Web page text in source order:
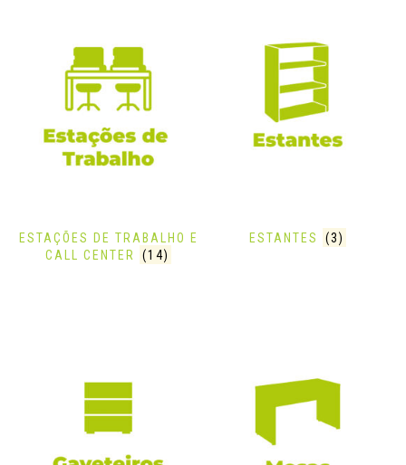
ESTAÇÕES DE TRABALHO E
CALL CENTER
(14)
ESTANTES (3)